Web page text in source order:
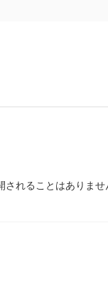
されることはありませ